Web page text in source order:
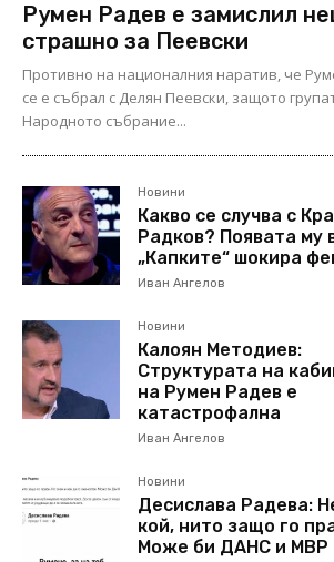
Румен Радев е замислил
страшно за Пеевски
Противно на националния наратив, че
се е събрал с Делян Пеевски, защото
Народното събрание...
Новини
Какво се случва с
Радков? Появата му
„Капките“ шокира
Иван Ангелов
Новини
Калоян Методиев:
Структурата на
на Румен Радев е
катастрофална
Иван Ангелов
Новини
Десислава Радева:
кой, нито защо го
Може би ДАНС и МВР